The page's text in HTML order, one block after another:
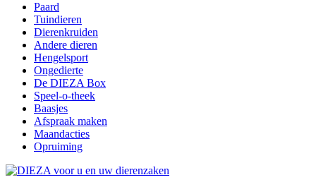
Paard
Tuindieren
Dierenkruiden
Andere dieren
Hengelsport
Ongedierte
De DIEZA Box
Speel-o-theek
Baasjes
Afspraak maken
Maandacties
Opruiming